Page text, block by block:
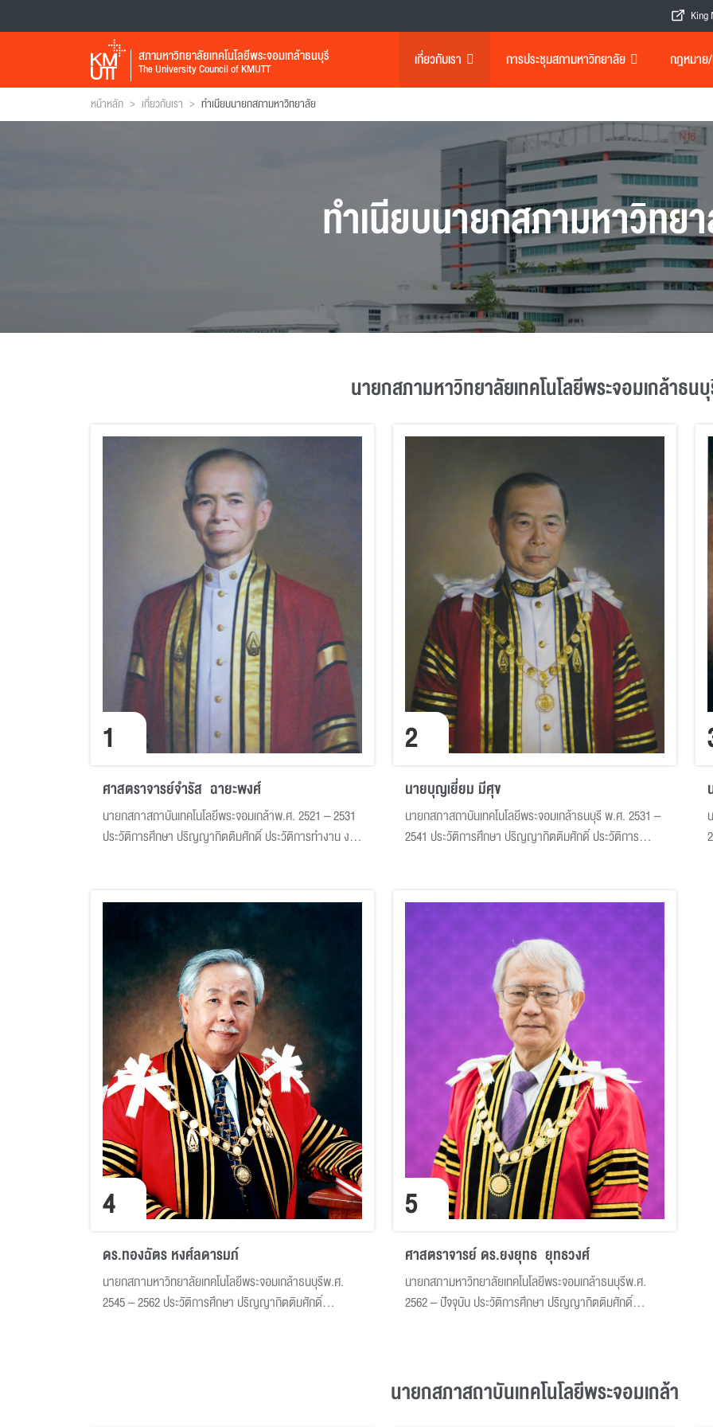
King
สภามหาวิทยาลัยเทคโนโลยีพระจอมเกล้าธนบุรี
The University Council of KMUTT เกี่ยวกับเรา การประชุมสภามหาวิทยาลัย กฎหมาย/
หน้าหลัก > เกี่ยวกับเรา > ทำเนียบนายกสภามหาวิทยาลัย
ทำเนียบนายกสภามหาวิทย
นายกสภามหาวิทยาลัยเทคโนโลยีพระจอมเกล้าธน
1
ศาสตราจารย์จำรัส ฉายะพงศ์
นายกสภาสถาบันเทคโนโลยีพระจอมเกล้าพ.ศ. 2521 – 2531
ประวัติการศึกษา ปริญญากิตติมศักดิ์ ประวัติการทำงาน งาน
(https://www.debsirin.ac.th/about-us/detail-
student.php?id=712)
2
นายบุญเยี่ยม มีศุข
นายกสภาสถาบันเทคโนโลยีพระจอมเกล้าธนบุรี พ.ศ. 2531 –
2541 ประวัติการศึกษา ปริญญากิตติมศักดิ์ ประวัติการ
ปฏิบัติงานในตำแหน่งสำคัญต่างๆ ดังนี้ นายบุญเยี่ยม มีศุข
เป็นนักวิชาการรุ่นแรก ๆ ของปร...
4
ดร.ทองฉัตร หงศ์ลดารมภ์
นายกสภามหาวิทยาลัยเทคโนโลยีพระจอมเกล้าธนบุรีพ.ศ.
2545 – 2562 ประวัติการศึกษา ปริญญากิตติมศักดิ์
5
ศาสตราจารย์ ดร.ยงยุทธ ยุทธวงศ์
นายกสภามหาวิทยาลัยเทคโนโลยีพระจอมเกล้าธนบุรีพ.ศ.
2562 – ปัจจุบัน ประวัติการศึกษา ปริญญากิตติมศักดิ์
นายกสภาสถาบันเทคโนโลยีพระจอมเกล้า